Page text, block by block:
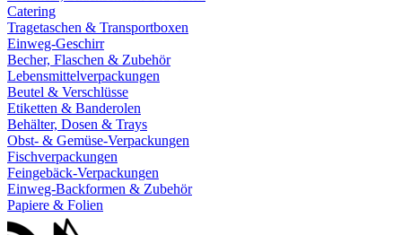
Catering
Tragetaschen & Transportboxen
Einweg-Geschirr
Becher, Flaschen & Zubehör
Lebensmittelverpackungen
Beutel & Verschlüsse
Etiketten & Banderolen
Behälter, Dosen & Trays
Obst- & Gemüse-Verpackungen
Fischverpackungen
Feingebäck-Verpackungen
Einweg-Backformen & Zubehör
Papiere & Folien